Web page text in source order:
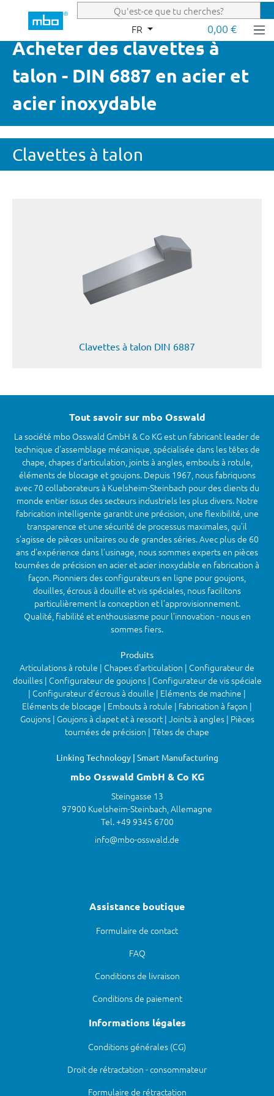
Passer au contenu principal
FR 0,00 €
Acheter des clavettes à
talon - DIN 6887 en acier et
acier inoxydable
Clavettes à talon
Clavettes à talon DIN 6887
Tout savoir sur mbo Osswald
La société mbo Osswald GmbH & Co KG est un fabricant leader de
technique d'assemblage mécanique, spécialisée dans les têtes de
chape, chapes d’articulation, joints à angles, embouts à rotule,
éléments de blocage et goujons. Depuis 1967, nous fabriquons
avec 70 collaborateurs à Kuelsheim-Steinbach pour des clients du
monde entier issus des secteurs industriels les plus divers. Notre
fabrication intelligente garantit une précision, une flexibilité, une
transparence et une sécurité de processus maximales, qu’il
s’agisse de pièces unitaires ou de grandes séries. Avec plus de 60
ans d’expérience dans l’usinage, nous sommes experts en pièces
tournées de précision en acier et acier inoxydable en fabrication à
façon. Pionniers des configurateurs en ligne pour goujons,
douilles, écrous à douille et vis spéciales, nous facilitons
particulièrement la conception et l’approvisionnement.
Qualité, fiabilité et enthousiasme pour l’innovation - nous en
sommes fiers.
Produits
Articulations à rotule | Chapes d'articulation | Configurateur de
douilles | Configurateur de goujons | Configurateur de vis spéciale
| Configurateur d'écrous à douille | Eléments de machine |
Eléments de blocage | Embouts à rotule | Fabrication à façon |
Goujons | Goujons à clapet et à ressort | Joints à angles | Pièces
tournées de précision | Têtes de chape
Linking Technology | Smart Manufacturing
mbo Osswald GmbH & Co KG
Steingasse 13
97900 Kuelsheim-Steinbach, Allemagne
Tel. +49 9345 6700
info@mbo-osswald.de
Assistance boutique
Formulaire de contact
FAQ
Conditions de livraison
Conditions de paiement
Informations légales
Conditions générales (CG)
Droit de rétractation - consommateur
Formulaire de rétractation